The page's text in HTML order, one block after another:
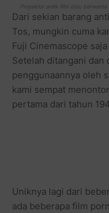
Proyektor antik film bisu berwarna
Dari sekian barang
Tos, mungkin cuma
Fuji Cinemascope
Setelah ditangani dan
penggunaannya oleh
kami sempat
pertama dari tahun
Uniknya lagi dari
ada beberapa film